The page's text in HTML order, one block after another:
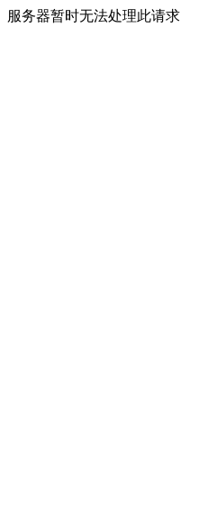
服务器暂时无法处理此请求